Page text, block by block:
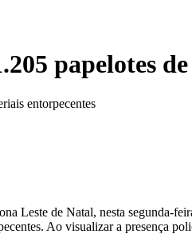
papelotes
entorpecentes
Leste de Natal, nesta segunda-
Ao visualizar a presença